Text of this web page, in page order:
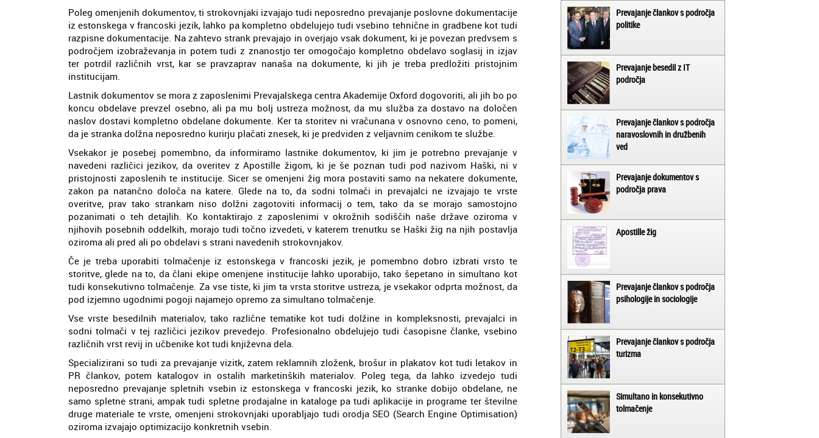
Poleg omenjenih dokumentov, ti strokovnjaki izvajajo tudi neposredno prevajanje poslovne dokumentacije
iz estonskega v francoski jezik, lahko pa kompletno obdelujejo tudi vsebino tehnične in gradbene kot tudi
razpisne dokumentacije. Na zahtevo strank prevajajo in overjajo vsak dokument, ki je povezan predvsem s
področjem izobraževanja in potem tudi z znanostjo ter omogočajo kompletno obdelavo soglasij in izjav
ter potrdil različnih vrst, kar se pravzaprav nanaša na dokumente, ki jih je treba predložiti pristojnim
institucijam.
Lastnik dokumentov se mora z zaposlenimi Prevajalskega centra Akademije Oxford dogovoriti, ali jih bo po
koncu obdelave prevzel osebno, ali pa mu bolj ustreza možnost, da mu služba za dostavo na določen
naslov dostavi kompletno obdelane dokumente. Ker ta storitev ni vračunana v osnovno ceno, to pomeni,
da je stranka dolžna neposredno kurirju plačati znesek, ki je predviden z veljavnim cenikom te službe.
Vsekakor je posebej pomembno, da informiramo lastnike dokumentov, ki jim je potrebno prevajanje v
navedeni različici jezikov, da overitev z Apostille žigom, ki je še poznan tudi pod nazivom Haški, ni v
pristojnosti zaposlenih te institucije. Sicer se omenjeni žig mora postaviti samo na nekatere dokumente,
zakon pa natančno določa na katere. Glede na to, da sodni tolmači in prevajalci ne izvajajo te vrste
overitve, prav tako strankam niso dolžni zagotoviti informacij o tem, tako da se morajo samostojno
pozanimati o teh detajlih. Ko kontaktirajo z zaposlenimi v okrožnih sodiščih naše države oziroma v
njihovih posebnih oddelkih, morajo tudi točno izvedeti, v katerem trenutku se Haški žig na njih postavlja
oziroma ali pred ali po obdelavi s strani navedenih strokovnjakov.
Če je treba uporabiti tolmačenje iz estonskega v francoski jezik, je pomembno dobro izbrati vrsto te
storitve, glede na to, da člani ekipe omenjene institucije lahko uporabijo, tako šepetano in simultano kot
tudi konsekutivno tolmačenje. Za vse tiste, ki jim ta vrsta storitve ustreza, je vsekakor odprta možnost, da
pod izjemno ugodnimi pogoji najamejo opremo za simultano tolmačenje.
Vse vrste besedilnih materialov, tako različne tematike kot tudi dolžine in kompleksnosti, prevajalci in
sodni tolmači v tej različici jezikov prevedejo. Profesionalno obdelujejo tudi časopisne članke, vsebino
različnih vrst revij in učbenike kot tudi književna dela.
Specializirani so tudi za prevajanje vizitk, zatem reklamnih zloženk, brošur in plakatov kot tudi letakov in
PR člankov, potem katalogov in ostalih marketinških materialov. Poleg tega, da lahko izvedejo tudi
neposredno prevajanje spletnih vsebin iz estonskega v francoski jezik, ko stranke dobijo obdelane, ne
samo spletne strani, ampak tudi spletne prodajalne in kataloge pa tudi aplikacije in programe ter številne
druge materiale te vrste, omenjeni strokovnjaki uporabljajo tudi orodja SEO (Search Engine Optimisation)
oziroma izvajajo optimizacijo konkretnih vsebin.
Prevajanje člankov s področja
politike
Prevajanje besedil z IT
področja
Prevajanje člankov s področja
naravoslovnih in družbenih
ved
Prevajanje dokumentov s
področja prava
Apostille žig
Prevajanje člankov s področja
psihologije in sociologije
Prevajanje člankov s področja
turizma
Simultano in konsekutivno
tolmačenje